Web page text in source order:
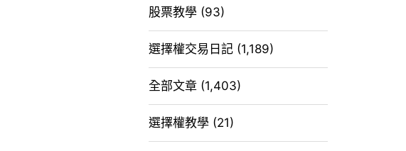
股票教學 (93)
選擇權交易日記 (1,189)
全部文章 (1,403)
選擇權教學 (21)